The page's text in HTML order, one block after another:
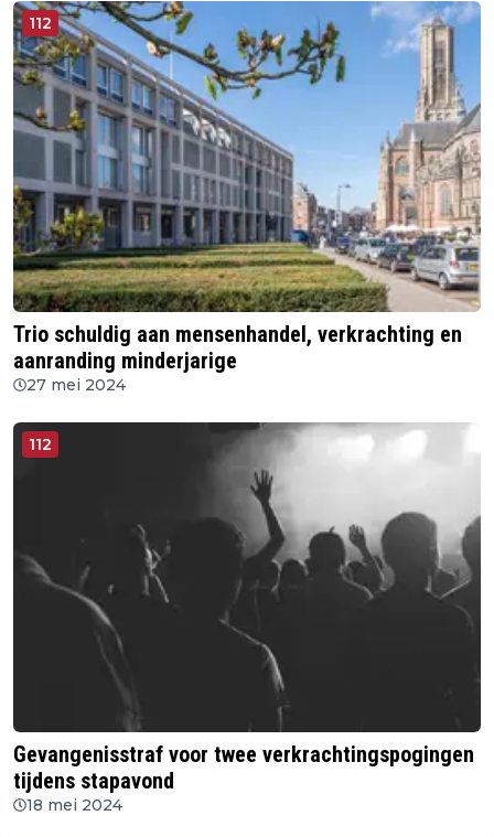
112
Trio schuldig aan mensenhandel, verkrachting en
aanranding minderjarige
27 mei 2024
112
Gevangenisstraf voor twee verkrachtingspogingen
tijdens stapavond
18 mei 2024